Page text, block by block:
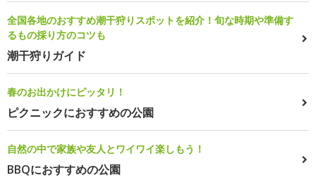
全国各地のおすすめ潮干狩りスポットを紹介！旬な時期や準備す
るもの採り方のコツも
潮干狩りガイド
春のお出かけにピッタリ！
ピクニックにおすすめの公園
自然の中で家族や友人とワイワイ楽しもう！
BBQにおすすめの公園